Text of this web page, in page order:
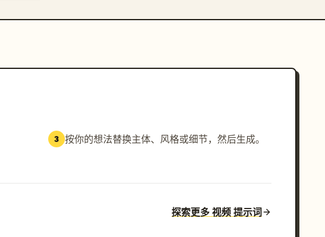
3 按你的想法替换主体、风格或细节，然后生成。
探索更多 视频 提示词